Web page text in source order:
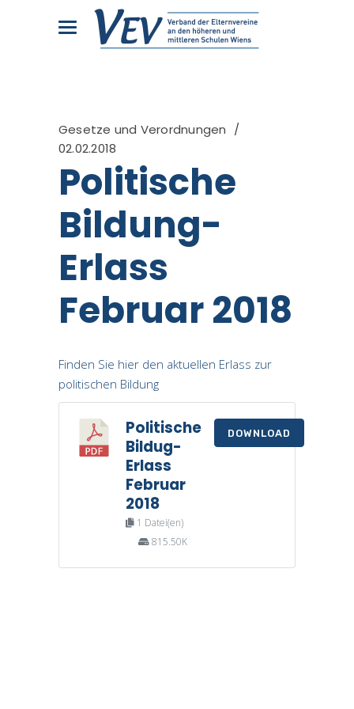
Gesetze und Verordnungen
02.02.2018
Politische
Bildung-
Erlass
Februar 2018
Finden Sie hier den aktuellen Erlass zur
politischen Bildung
Politische
Bildug-
Erlass
Februar
2018
1 Datei(en)
815.50K
DOWNLOAD